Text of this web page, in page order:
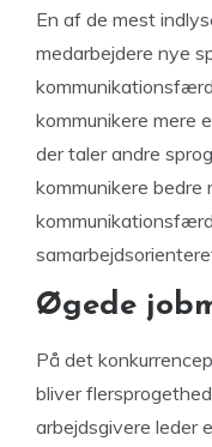
En af de mest
medarbejdere nye
kommunikere mere
der taler andre
kommunikere bedre
Øgede
På det
bliver
arbejdsgivere leder